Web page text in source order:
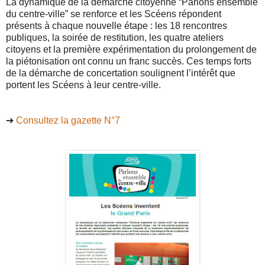
du centre-ville” se renforce et les Scéens répondent
présents à chaque nouvelle étape : les 18 rencontres
publiques, la soirée de restitution, les quatre ateliers
citoyens et la première expérimentation du prolongement de
la piétonisation ont connu un franc succès. Ces temps forts
de la démarche de concertation soulignent l’intérêt que
portent les Scéens à leur centre-ville.
➔ Consultez la gazette N°7